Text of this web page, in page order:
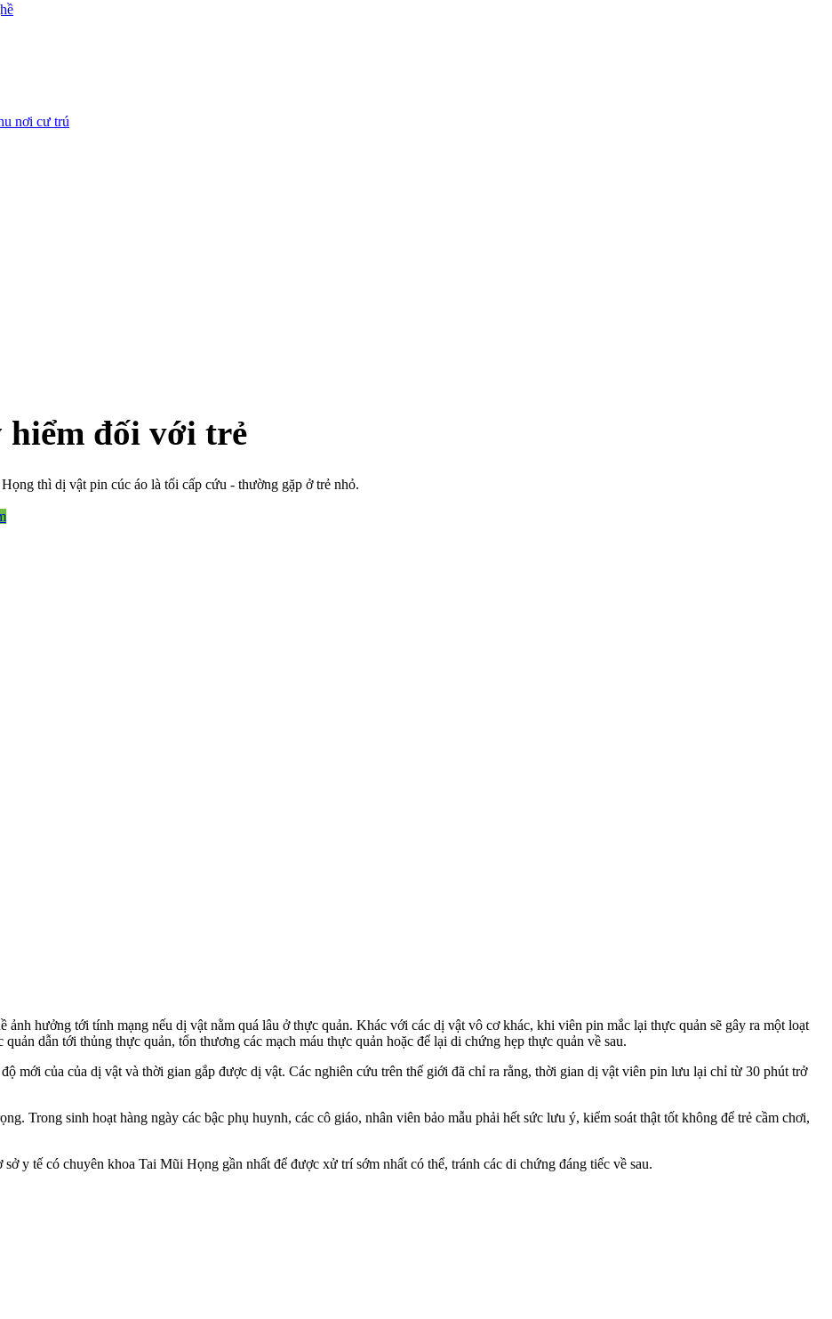
nơi cư trú
hiểm đối với trẻ
thì dị vật pin cúc áo là tối cấp cứu - thường gặp ở trẻ nhỏ.
ảnh hưởng tới tính mạng nếu dị vật nằm quá lâu ở thực quản. Khác với các dị vật vô cơ khác, khi viên pin mắc lại thực quản sẽ gây ra một loạt
dẫn tới thủng thực quản, tổn thương các mạch máu thực quản hoặc để lại di chứng hẹp thực quản về sau.
mới của của dị vật và thời gian gắp được dị vật. Các nghiên cứu trên thế giới đã chỉ ra rằng, thời gian dị vật viên pin lưu lại chỉ từ 30 phút trở
Trong sinh hoạt hàng ngày các bậc phụ huynh, các cô giáo, nhân viên bảo mẫu phải hết sức lưu ý, kiểm soát thật tốt không để trẻ cầm chơi,
y tế có chuyên khoa Tai Mũi Họng gần nhất để được xử trí sớm nhất có thể, tránh các di chứng đáng tiếc về sau.